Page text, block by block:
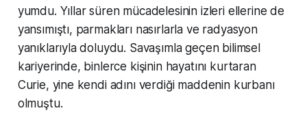
yumdu. Yıllar süren mücadelesinin izleri ellerine de
yansımıştı, parmakları nasırlarla ve radyasyon
yanıklarıyla doluydu. Savaşımla geçen bilimsel
kariyerinde, binlerce kişinin hayatını kurtaran
Curie, yine kendi adını verdiği maddenin kurbanı
olmuştu.